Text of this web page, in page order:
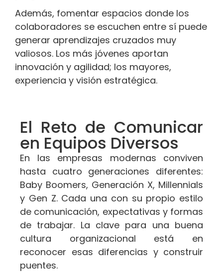
Además, fomentar espacios donde los
colaboradores se escuchen entre sí puede
generar aprendizajes cruzados muy
valiosos. Los más jóvenes aportan
innovación y agilidad; los mayores,
experiencia y visión estratégica.
El Reto de Comunicar
en Equipos Diversos
En las empresas modernas conviven
hasta cuatro generaciones diferentes:
Baby Boomers, Generación X, Millennials
y Gen Z. Cada una con su propio estilo
de comunicación, expectativas y formas
de trabajar. La clave para una buena
cultura organizacional está en
reconocer esas diferencias y construir
puentes.